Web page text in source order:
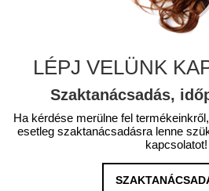
LÉPJ VELÜNK
Szaktanácsadás,
Ha kérdése merülne fel
esetleg szaktanácsadásra lenne
kapcsolatot!